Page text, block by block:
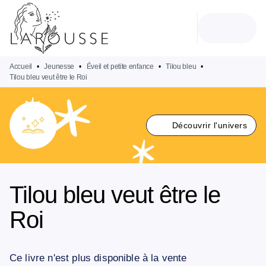
MENU
PIED DE PAGE
Accueil • Jeunesse • Éveil et petite enfance • Tilou bleu •
Tilou bleu veut être le Roi
Découvrir l'univers
Tilou bleu veut être le
Roi
Ce livre n'est plus disponible à la vente